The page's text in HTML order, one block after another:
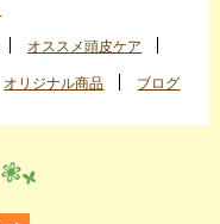
オススメ頭皮ケア
オリジナル商品 ブログ